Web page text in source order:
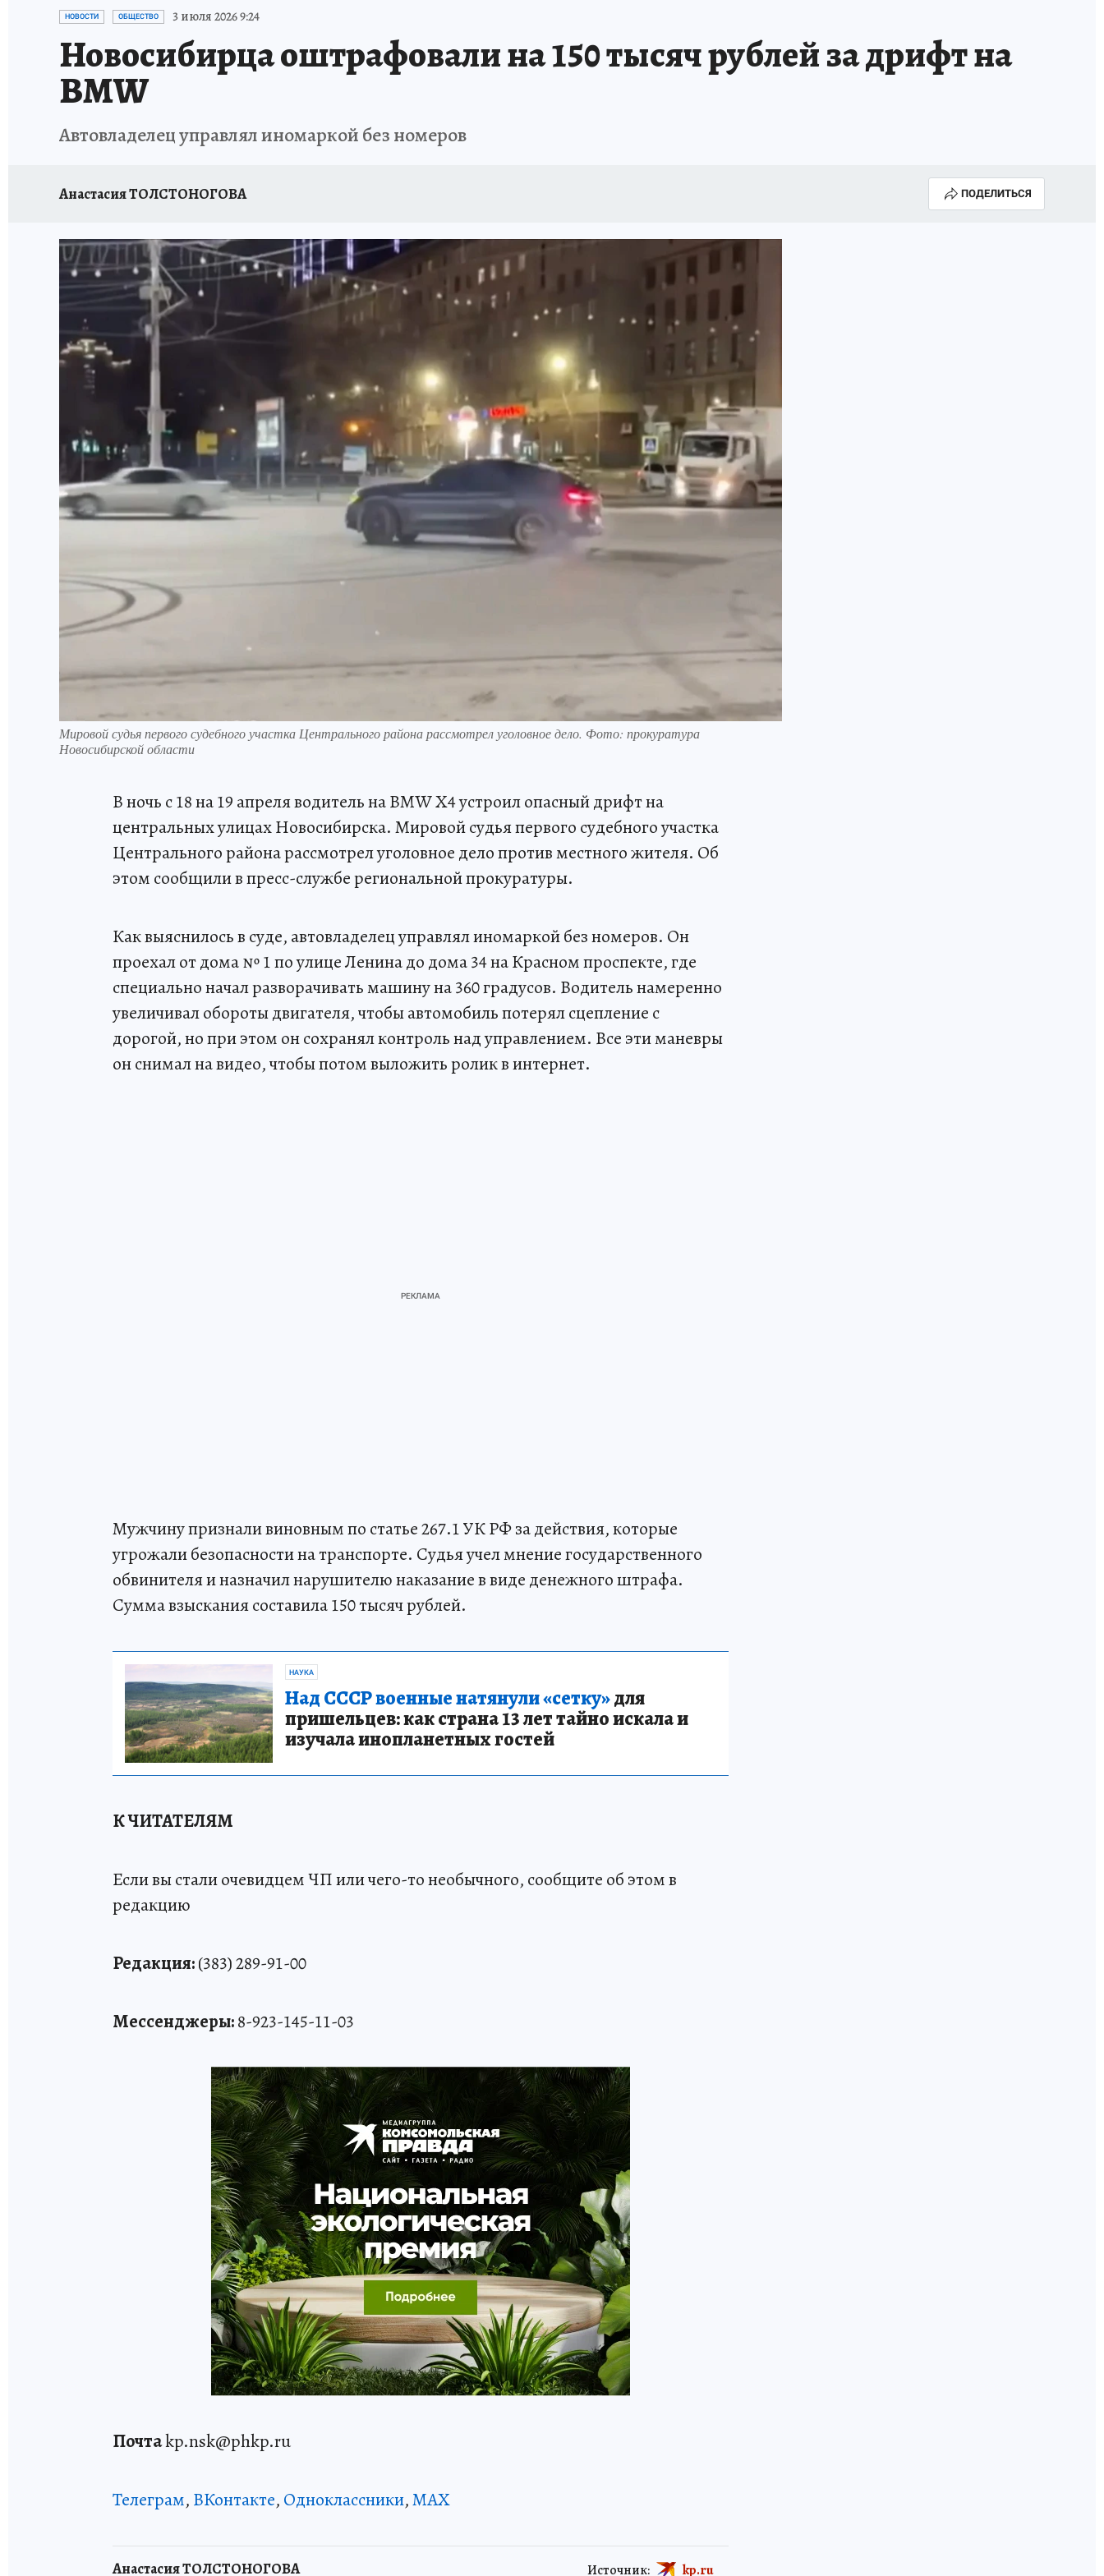
ОТДЫХ В РОССИИ ЗАПОВЕДНАЯ РОССИЯ
НОВОСТИ ОБЩЕСТВО 3 июля 2026 9:24
Новосибирца оштрафовали на 150 тысяч рублей за дрифт на
BMW
Автовладелец управлял иномаркой без номеров
Анастасия ТОЛСТОНОГОВА ПОДЕЛИТЬСЯ
Мировой судья первого судебного участка Центрального района рассмотрел уголовное дело. Фото: прокуратура
Новосибирской области
В ночь с 18 на 19 апреля водитель на BMW X4 устроил опасный дрифт на
центральных улицах Новосибирска. Мировой судья первого судебного участка
Центрального района рассмотрел уголовное дело против местного жителя. Об
этом сообщили в пресс-службе региональной прокуратуры.
Как выяснилось в суде, автовладелец управлял иномаркой без номеров. Он
проехал от дома № 1 по улице Ленина до дома 34 на Красном проспекте, где
специально начал разворачивать машину на 360 градусов. Водитель намеренно
увеличивал обороты двигателя, чтобы автомобиль потерял сцепление с
дорогой, но при этом он сохранял контроль над управлением. Все эти маневры
он снимал на видео, чтобы потом выложить ролик в интернет.
Мужчину признали виновным по статье 267.1 УК РФ за действия, которые
угрожали безопасности на транспорте. Судья учел мнение государственного
обвинителя и назначил нарушителю наказание в виде денежного штрафа.
Сумма взыскания составила 150 тысяч рублей.
НАУКА
Над СССР военные натянули «сетку»для
пришельцев: как страна 13 лет тайно искала и
изучала инопланетных гостей
К ЧИТАТЕЛЯМ
Если вы стали очевидцем ЧП или чего-то необычного, сообщите об этом в
редакцию
Редакция:(383) 289-91-00
Мессенджеры:8-923-145-11-03
Почтаkp.nsk@phkp.ru
Телеграм, ВКонтакте, Одноклассники,MAX
Анастасия ТОЛСТОНОГОВА Источник: kp.ru